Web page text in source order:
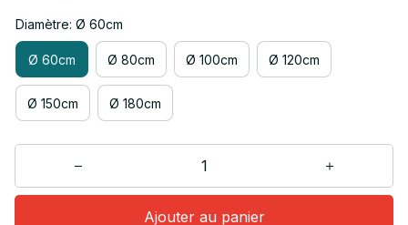
Diamètre: Ø 60cm
Ø 60cm Ø 80cm Ø 100cm Ø 120cm
Ø 150cm Ø 180cm
Ajouter au panier